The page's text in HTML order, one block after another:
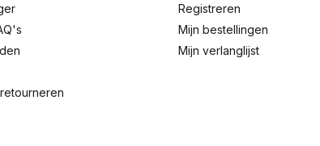
Registreren
Mijn bestellingen
Mijn verlanglijst